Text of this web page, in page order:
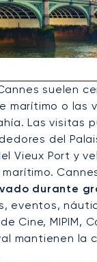
suelen
marítimo o las
Las visitas
del
Vieux Port y
durante
eventos,
Cine, MIPIM,
mantienen la